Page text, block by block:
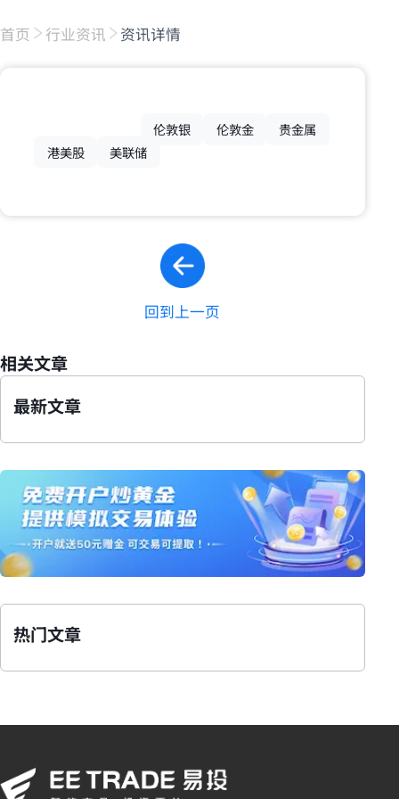
首页 行业资讯 资讯详情
伦敦银 伦敦金
贵金属
港美股
美联储
回到上一页
相关文章
最新文章
热门文章